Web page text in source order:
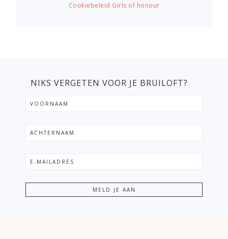
Cookiebeleid Girls of honour
NIKS VERGETEN VOOR JE BRUILOFT?